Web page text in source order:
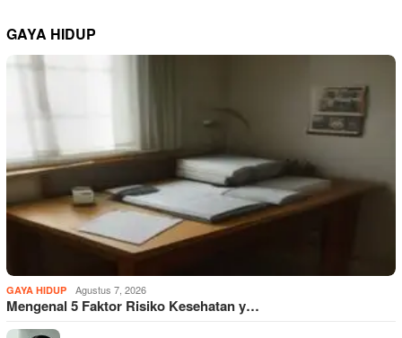
GAYA HIDUP
GAYA HIDUP Agustus 7, 2026
Mengenal 5 Faktor Risiko Kesehatan y…